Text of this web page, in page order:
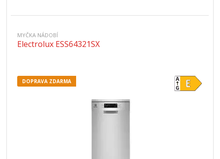
MYČKA NÁDOBÍ
Electrolux ESS64321SX
DOPRAVA ZDARMA